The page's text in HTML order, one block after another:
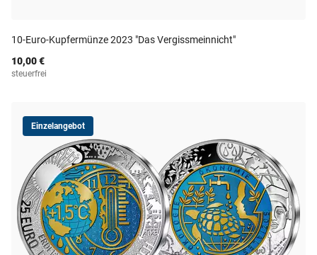
10-Euro-Kupfermünze 2023 "Das Vergissmeinnicht"
10,00 €
steuerfrei
Einzelangebot